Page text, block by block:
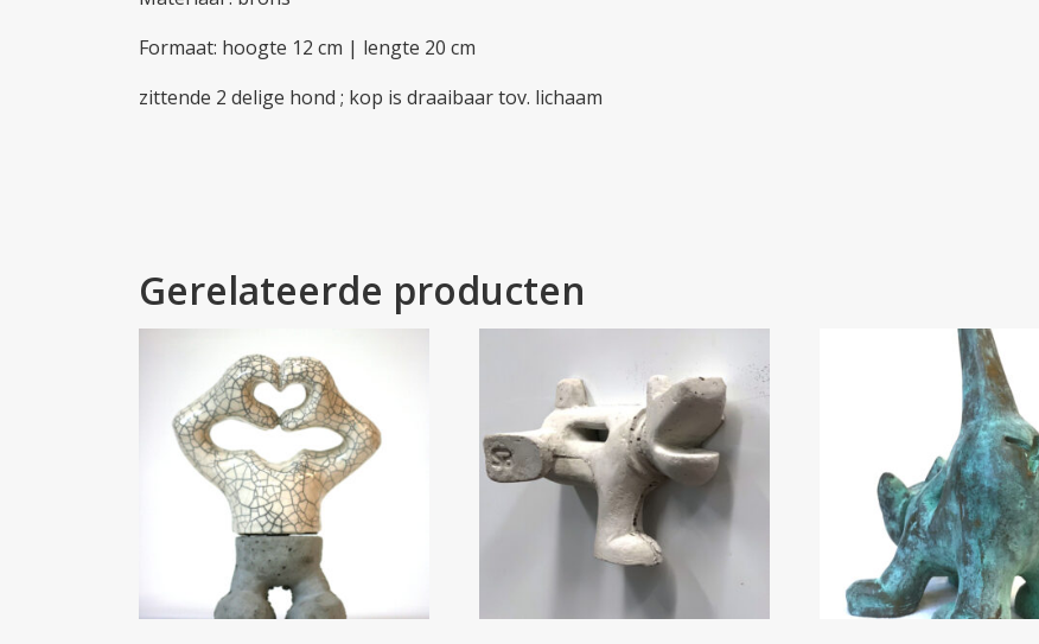
Formaat: hoogte 12 cm | lengte 20 cm
zittende 2 delige hond ; kop is draaibaar tov. lichaam
Gerelateerde producten